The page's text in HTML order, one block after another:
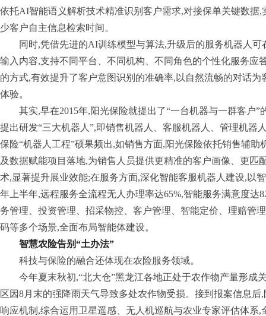
依托AI智能语义解析技术精准识别客户需求,对接保单关键数据,
少客户自主信息检索时间。
同时,凭借先进的AI训练模型与算法,升级后的服务机器人
输入内容,支持不同平台、不同机构、不同角色的个性化服务应
的方式,有效提升了客户意图识别的准确率,以自然流畅的对话
体验。
其实,早在2015年,阳光保险就提出了“一台机器与一群客户”
提出研发“三大机器人”,即销售机器人、客服机器人、管理机器
保险“机器人工程”硕果频出,如销售方面,阳光保险依托销售辅
及数据赋能项目落地,为销售人员提供更精准的客户画像、更匹
术,显著提升展业效能;在服务方面,深化智能客服机器人建设,以
年上半年,远程服务全流程无人办理率达65%,智能服务满意度达
务管理、投资管理、招采物控、客户管理、智能定价、理赔管
码等多个场景,全面布局智能体建设。
智慧农险告别“土办法”
科技与保险的融合还体现在农险服务领域。
今年夏末秋初,“北大仓”黑龙江各地正处于农作物产量形成
区因8月末的强降雨天气导致多处农作物受损。接到报案信息
响应机制,综合运用卫星遥感、无人机巡航与农业专家评估体系